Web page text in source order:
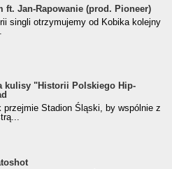
(prod. Pioneer)
ft. Jan-Rapowanie (prod. Pioneer)
singli otrzymujemy od Kobika kolejny
Polskiego Hip-
kulisy "Historii Polskiego Hip-
przejmie Stadion Śląski, by wspólnie z